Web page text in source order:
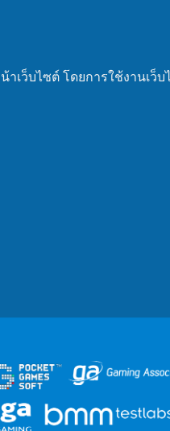
เว็บไซต์ โดยการใช้งานเว็